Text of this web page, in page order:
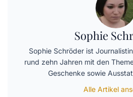
Sophie
Sophie Schröder ist
rund zehn Jahren mit den
Geschenke sowie
Alle Artikel